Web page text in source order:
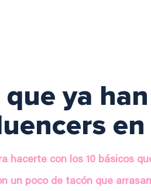
ya
en
hacerte con los 10 básicos
un poco de tacón que